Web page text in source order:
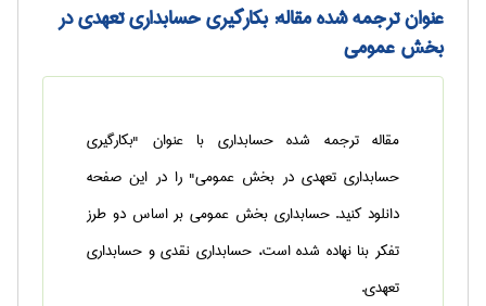
عنوان ترجمه شده مقاله: بکارگیری حسابداری تعهدی در
بخش عمومی
مقاله ترجمه شده حسابداری با عنوان "بکارگیری
حسابداری تعهدی در بخش عمومی" را در این صفحه
دانلود کنید. حسابداری بخش عمومی بر اساس دو طرز
تفکر بنا نهاده شده است، حسابداری نقدی و حسابداری
تعهدی.